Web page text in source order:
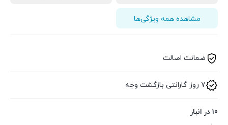
مشاهده همه ویژگی‌ها
ضمانت اصالت
7 روز گارانتی بازگشت وجه
10 در انبار